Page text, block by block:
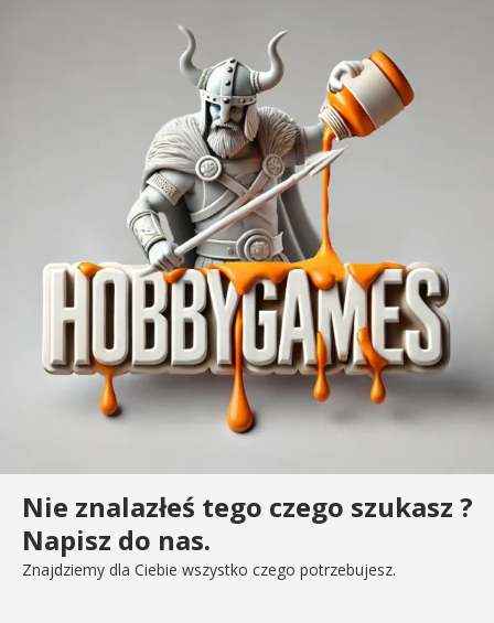
Nie znalazłeś tego czego szukasz ?
Napisz do nas.
Znajdziemy dla Ciebie wszystko czego potrzebujesz.